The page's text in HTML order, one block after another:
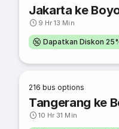
Jakarta ke
9 Hr 13 Min
Dapatkan Diskon
216 bus options
Tangerang ke
10 Hr 31 Min